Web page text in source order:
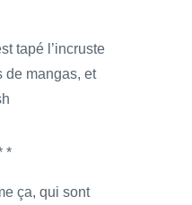
tapé l’incruste
de mangas, et
*
ça, qui sont